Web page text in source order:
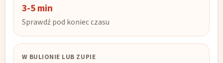
3-5 min
Sprawdź pod koniec czasu
W BULIONIE LUB ZUPIE